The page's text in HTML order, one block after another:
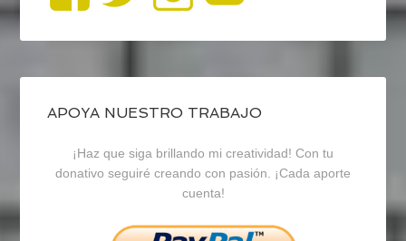
perfil
de
blogrecursosep
en
Facebook
perfil
de
recursosep
en
Twitter
perfil
de
recursosep
en
Instagram
APOYA NUESTRO TRABAJO
¡Haz que siga brillando mi creatividad! Con tu
donativo seguiré creando con pasión. ¡Cada aporte
cuenta!